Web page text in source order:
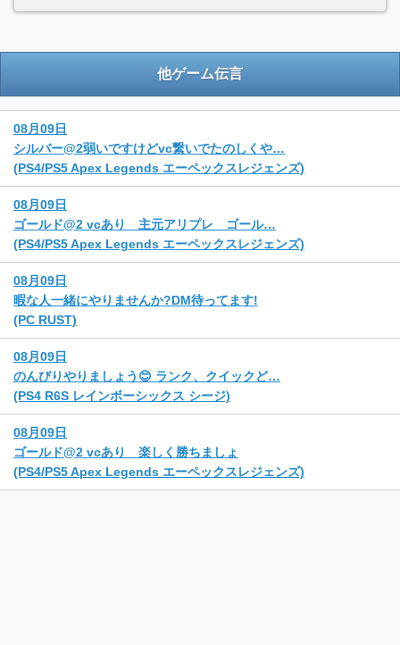
他ゲーム伝言
08月09日
シルバー@2弱いですけどvc繋いでたのしくや…
(PS4/PS5 Apex Legends エーペックスレジェンズ)
08月09日
ゴールド@2 vcあり 主元アリプレ ゴール…
(PS4/PS5 Apex Legends エーペックスレジェンズ)
08月09日
暇な人一緒にやりませんか?DM待ってます!
(PC RUST)
08月09日
のんびりやりましょう😊 ランク、クイックど…
(PS4 R6S レインボーシックス シージ)
08月09日
ゴールド@2 vcあり 楽しく勝ちましょ
(PS4/PS5 Apex Legends エーペックスレジェンズ)